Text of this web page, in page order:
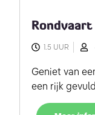
Rondvaart
1.5 UUR
Geniet van
een rijk